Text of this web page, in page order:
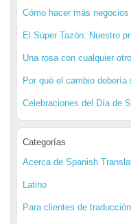
Cómo hacer más negocios
El Súper Tazón: Nuestro
Una rosa con cualquier
Por qué el cambio
Celebraciones del Día de
Categorías
Acerca de Spanish
Latino
Para clientes de traducción